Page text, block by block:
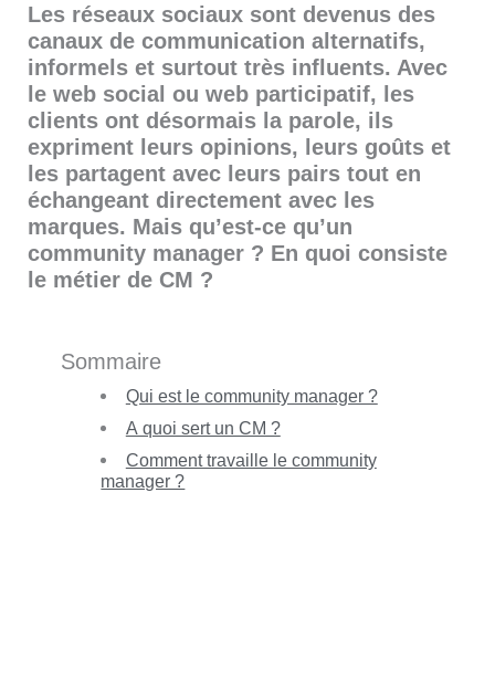
Les réseaux sociaux sont devenus des
canaux de communication alternatifs,
informels et surtout très influents. Avec
le web social ou web participatif, les
clients ont désormais la parole, ils
expriment leurs opinions, leurs goûts et
les partagent avec leurs pairs tout en
échangeant directement avec les
marques. Mais qu’est-ce qu’un
community manager ? En quoi consiste
le métier de CM ?
Sommaire
Qui est le community manager ?
A quoi sert un CM ?
Comment travaille le community
manager ?